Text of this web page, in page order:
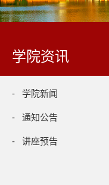
学院资讯
- 学院新闻
- 通知公告
- 讲座预告